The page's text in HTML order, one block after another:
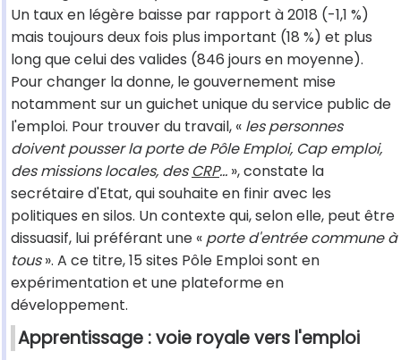
Un taux en légère baisse par rapport à 2018 (-1,1 %)
mais toujours deux fois plus important (18 %) et plus
long que celui des valides (846 jours en moyenne).
Pour changer la donne, le gouvernement mise
notamment sur un guichet unique du service public de
l'emploi. Pour trouver du travail, « les personnes
doivent pousser la porte de Pôle Emploi, Cap emploi,
des missions locales, des CRP... », constate la
secrétaire d'Etat, qui souhaite en finir avec les
politiques en silos. Un contexte qui, selon elle, peut être
dissuasif, lui préférant une « porte d'entrée commune à
tous». A ce titre, 15 sites Pôle Emploi sont en
expérimentation et une plateforme en
développement.
Apprentissage : voie royale vers l'emploi